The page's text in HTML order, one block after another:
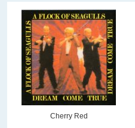
Cherry Red